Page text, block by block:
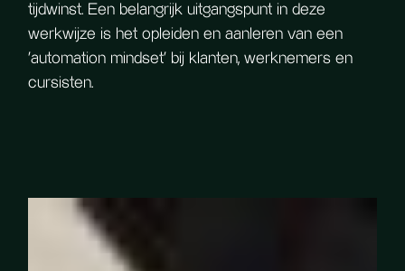
tijdwinst. Een belangrijk uitgangspunt in deze
werkwijze is het opleiden en aanleren van een
'automation mindset' bij klanten, werknemers en
cursisten.